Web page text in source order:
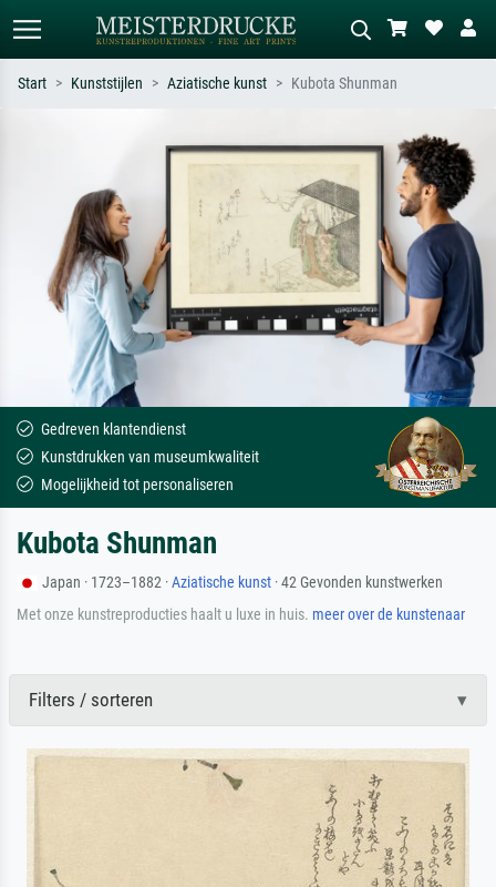
Zoek op kunstenaar, titel of stijl – bijv.
Monet, Sterrennacht, impressionisme,
Hokusai-golf, naakt.
Beschrijf de scène – bijv. groene
weide, abstract met veel rood, donker
olieverfschilderij, staand naakt naast
een boom.
Start Kunststijlen Aziatische kunst Kubota Shunman
Gedreven klantendienst
Kunstdrukken van museumkwaliteit
Mogelijkheid tot personaliseren
Kubota Shunman
Japan · 1723–1882 ·Aziatische kunst · 42 Gevonden kunstwerken
Met onze kunstreproducties haalt u luxe in huis. meer over de kunstenaar
Filters / sorteren